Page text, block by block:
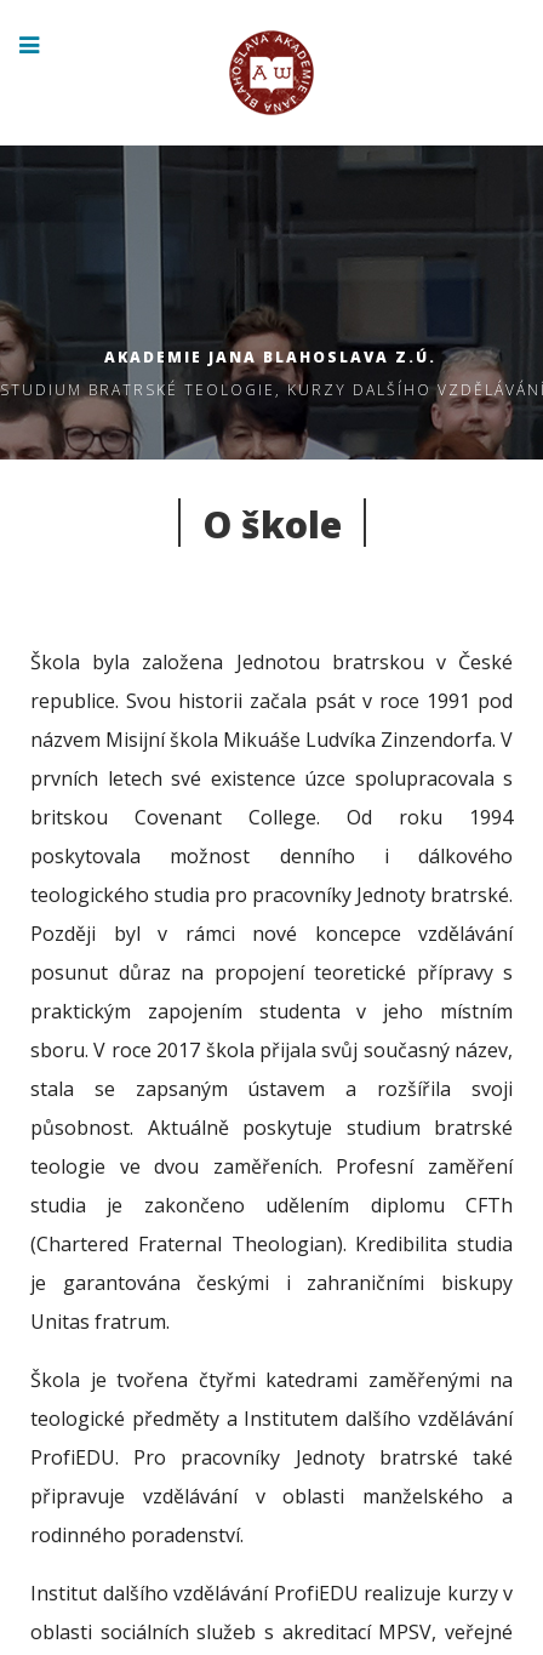
AKADEMIE JANA BLAHOSLAVA Z.Ú.
STUDIUM BRATRSKÉ TEOLOGIE, KURZY DALŠÍHO
O škole
Škola byla založena Jednotou bratrskou v České
republice. Svou historii začala psát v roce 1991 pod
názvem Misijní škola Mikuáše Ludvíka Zinzendorfa. V
prvních letech své existence úzce spolupracovala s
britskou Covenant College. Od roku 1994
poskytovala možnost denního i dálkového
teologického studia pro pracovníky Jednoty bratrské.
Později byl v rámci nové koncepce vzdělávání
posunut důraz na propojení teoretické přípravy s
praktickým zapojením studenta v jeho místním
sboru. V roce 2017 škola přijala svůj současný název,
stala se zapsaným ústavem a rozšířila svoji
působnost. Aktuálně poskytuje studium bratrské
teologie ve dvou zaměřeních. Profesní zaměření
studia je zakončeno udělením diplomu CFTh
(Chartered Fraternal Theologian). Kredibilita studia
je garantována českými i zahraničními biskupy
Unitas fratrum.
Škola je tvořena čtyřmi katedrami zaměřenými na
teologické předměty a Institutem dalšího vzdělávání
ProfiEDU. Pro pracovníky Jednoty bratrské také
připravuje vzdělávání v oblasti manželského a
rodinného poradenství.
Institut dalšího vzdělávání ProfiEDU realizuje kurzy v
oblasti sociálních služeb s akreditací MPSV, veřejné